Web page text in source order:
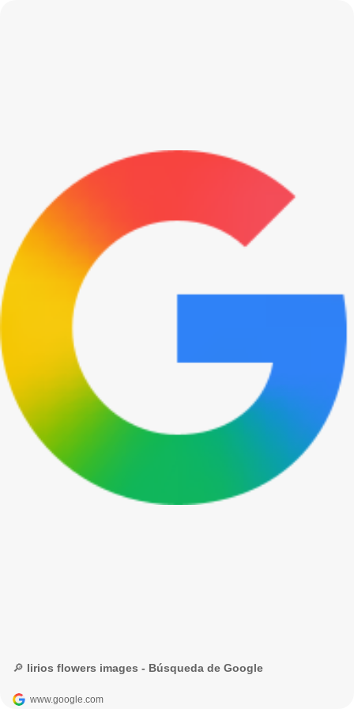
🔎 lirios flowers images - Búsqueda de Google
www.google.com